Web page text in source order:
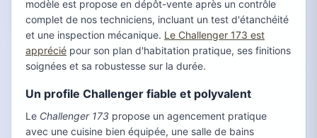
modèle est propose en dépôt-vente après un contrôle
complet de nos techniciens, incluant un test d'étanchéité
et une inspection mécanique. Le Challenger 173 est
apprécié pour son plan d'habitation pratique, ses finitions
soignées et sa robustesse sur la durée.
Un profile Challenger fiable et polyvalent
Le Challenger 173 propose un agencement pratique
avec une cuisine bien équipée, une salle de bains